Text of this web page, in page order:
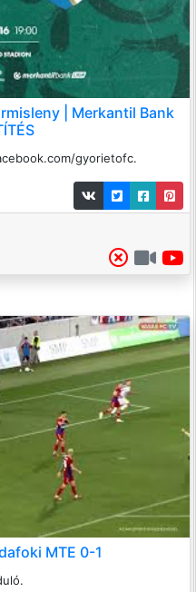
| Merkantil Bank
gyorietofc.
MTE 0-1